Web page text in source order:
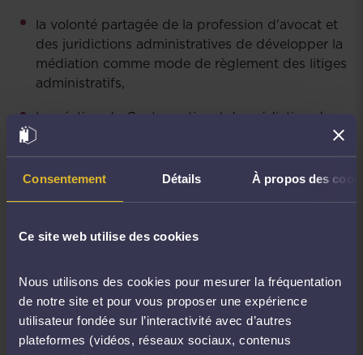
Consentement Détails À propos des
Ce site web utilise des cookies
Nous utilisons des cookies pour mesurer la fréquentation
de notre site et pour vous proposer une expérience
utilisateur fondée sur l’interactivité avec d’autres
plateformes (vidéos, réseaux sociaux, contenus
la volonté partagée de la profession d'avocat et
des juridictions administratives de développer la
médiation comme mode de règlement des litiges
administratifs,
la création du Centre national de médiation des
avocats par le Conseil national des barreaux qui
promeut le rôle majeur de l'avocat.